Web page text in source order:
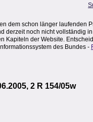
dem schon länger laufenden
derzeit noch nicht vollständig
Kapiteln der Website.
des Bundes -
2 R 154/05w